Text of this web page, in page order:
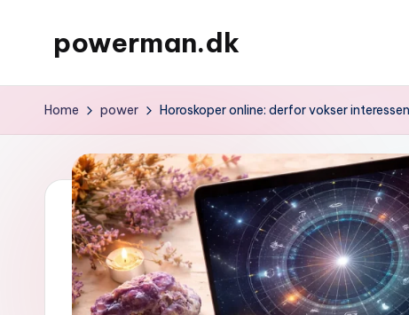
powerman.dk
Home power Horoskoper online: derfor vokser